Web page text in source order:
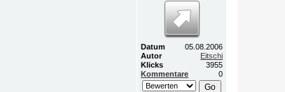
Datum
05.08.2006
Autor
Eitschi
Klicks
3955
Kommentare
0